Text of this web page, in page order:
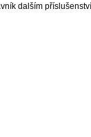
dalším